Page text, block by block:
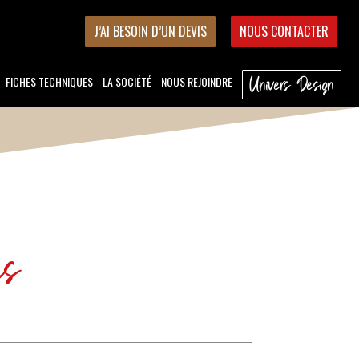
J’AI BESOIN D’UN DEVIS NOUS CONTACTER
FICHES TECHNIQUES LA SOCIÉTÉ NOUS REJOINDRE Univers Design